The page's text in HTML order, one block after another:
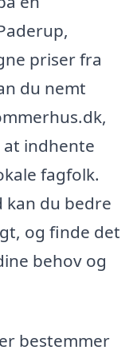
priser fra
du nemt
indhente
fagfolk.
kan du bedre
og finde det
behov og
bestemmer